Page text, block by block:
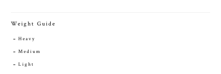
Weight Guide
Heavy
Medium
Light